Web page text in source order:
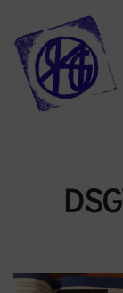
Skip
to
content